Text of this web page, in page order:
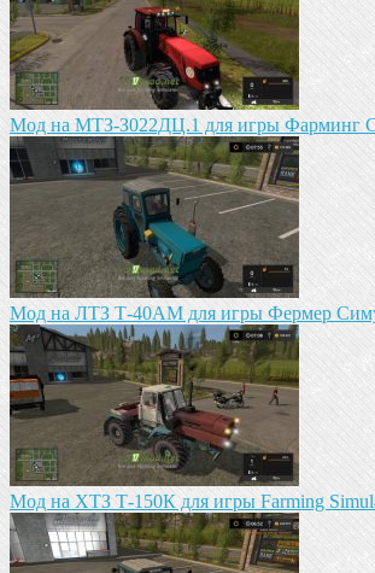
Mод на MTЗ-З022ДЦ.1 для игры Фарминг
Мод на ЛТЗ Т-40АМ для игры Фермер
Мод на ХТЗ Т-150К для игры Farming